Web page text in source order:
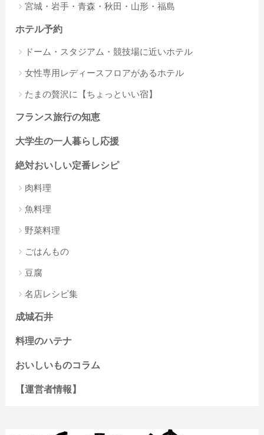
宮城・岩手・青森・秋田・山形・福島
ホテル予約
ドーム・スタジアム・競技場に近いホテル
女性専用レディースフロアがあるホテル
たまの贅沢に【ちょっといい宿】
フランス旅行の知恵
大学生の一人暮らし応援
絶対おいしい定番レシピ
肉料理
魚料理
野菜料理
ごはんもの
豆腐
名店レシピ集
成城石井
料理のハテナ
おいしいものコラム
【運営者情報】